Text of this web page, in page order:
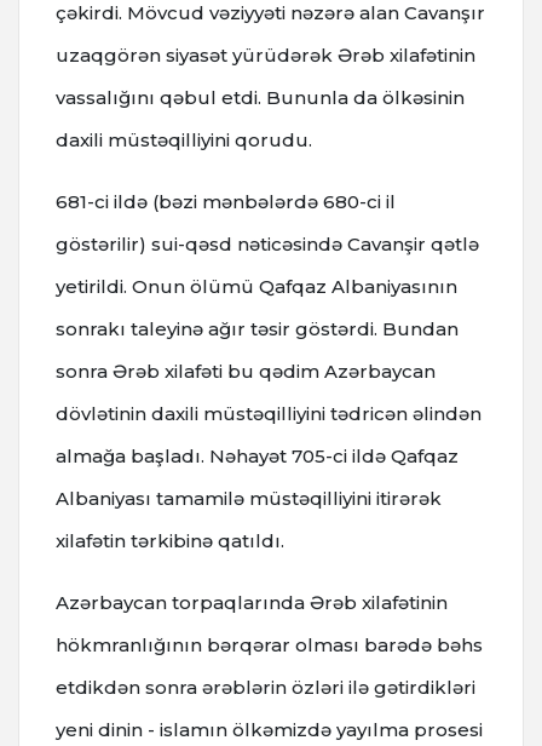
çəkirdi. Mövcud vəziyyəti nəzərə alan Cavanşır
uzaqgörən siyasət yürüdərək Ərəb xilafətinin
vassalığını qəbul etdi. Bununla da ölkəsinin
daxili müstəqilliyini qorudu.
681-ci ildə (bəzi mənbələrdə 680-ci il
göstərilir) sui-qəsd nəticəsində Cavanşir qətlə
yetirildi. Onun ölümü Qafqaz Albaniyasının
sonrakı taleyinə ağır təsir göstərdi. Bundan
sonra Ərəb xilafəti bu qədim Azərbaycan
dövlətinin daxili müstəqilliyini tədricən əlindən
almağa başladı. Nəhayət 705-ci ildə Qafqaz
Albaniyası tamamilə müstəqilliyini itirərək
xilafətin tərkibinə qatıldı.
Azərbaycan torpaqlarında Ərəb xilafətinin
hökmranlığının bərqərar olması barədə bəhs
etdikdən sonra ərəblərin özləri ilə gətirdikləri
yeni dinin - islamın ölkəmizdə yayılma prosesi